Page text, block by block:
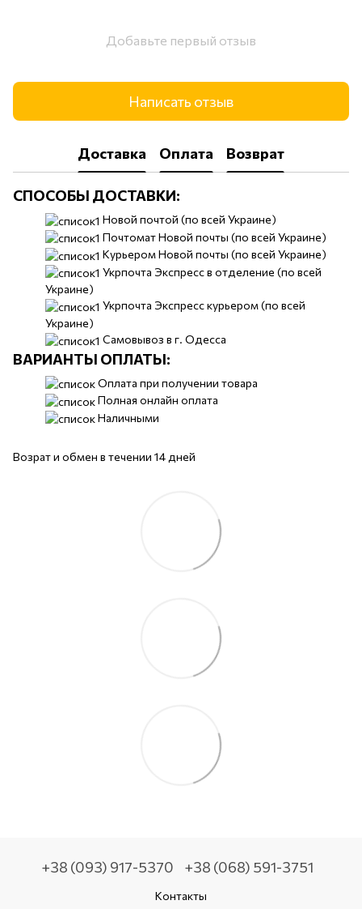
Добавьте первый отзыв
Написать отзыв
Доставка Оплата Возврат
СПОСОБЫ ДОСТАВКИ:
​​Новой почтой (по всей Украине)
Почтомат Новой почты (по всей Украине)
Курьером Новой почты (по всей Украине)
Укрпочта Экспресс в отделение (по всей
Украине)
Укрпочта Экспресс курьером (по всей
Украине)
Самовывоз в г. Одесса
ВАРИАНТЫ ОПЛАТЫ:
Оплата при получении товара
Полная онлайн оплата
Наличными
Возрат и обмен в течении 14 дней
+38 (093) 917-5370 +38 (068) 591-3751
Контакты